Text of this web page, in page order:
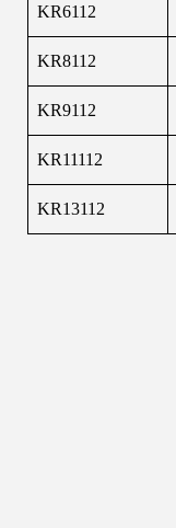
KR6112
KR8112
KR9112
KR11112
KR13112